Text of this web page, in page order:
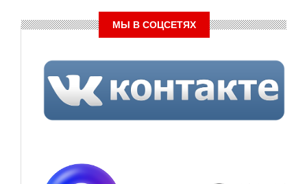
МЫ В СОЦСЕТЯХ